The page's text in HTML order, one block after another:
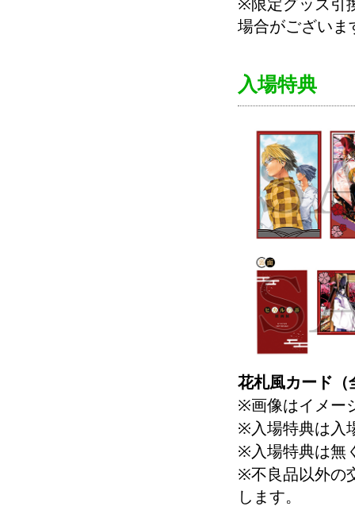
※限定グッズ引
場合がございま
入場特典
花札風カード（
※画像はイメー
※入場特典は入
※入場特典は無
※不良品以外の
します。